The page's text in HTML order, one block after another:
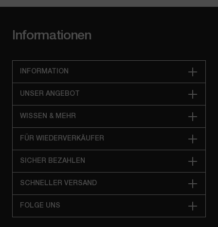
Informationen
INFORMATION
UNSER ANGEBOT
WISSEN & MEHR
FÜR WIEDERVERKÄUFER
SICHER BEZAHLEN
SCHNELLER VERSAND
FOLGE UNS